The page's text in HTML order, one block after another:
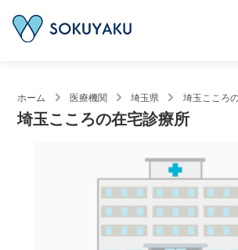
ホーム 医療機関 埼玉県 埼玉こころ
埼玉こころの在宅診療所